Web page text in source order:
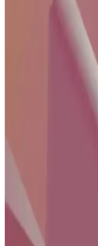
55 inç 4K QLED
İçin En İyi
55 inç 4K QLED akıllı
renkler ve gelişmiş
seviyeye taşır. Geniş
ihtiyaçlarına uygun
Samsung
Kullanım
özellikler içerir.
50 inç Philips
Yüksek
Tanımlıyor